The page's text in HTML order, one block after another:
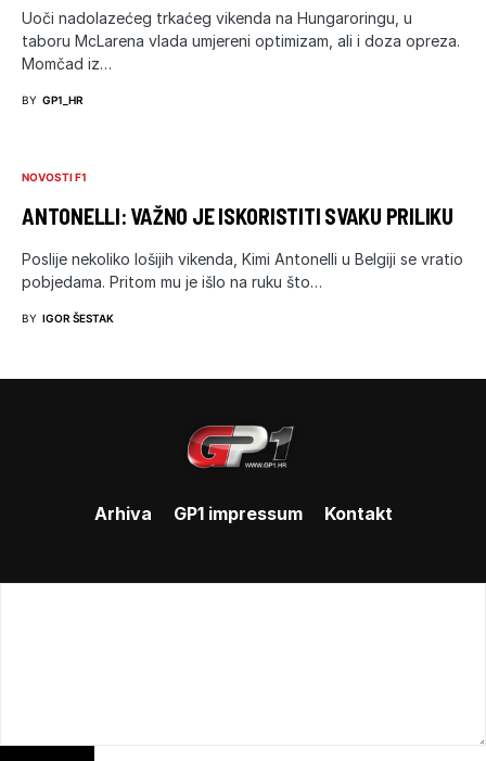
Uoči nadolazećeg trkaćeg vikenda na Hungaroringu, u
taboru McLarena vlada umjereni optimizam, ali i doza opreza.
Momčad iz…
BY GP1_HR
NOVOSTI F1
ANTONELLI: VAŽNO JE ISKORISTITI SVAKU PRILIKU
Poslije nekoliko lošijih vikenda, Kimi Antonelli u Belgiji se vratio
pobjedama. Pritom mu je išlo na ruku što…
BY IGOR ŠESTAK
Arhiva GP1 impressum Kontakt